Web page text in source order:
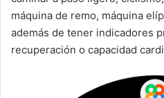
máquina de remo, máquina
además de tener indicadores
recuperación o capacidad